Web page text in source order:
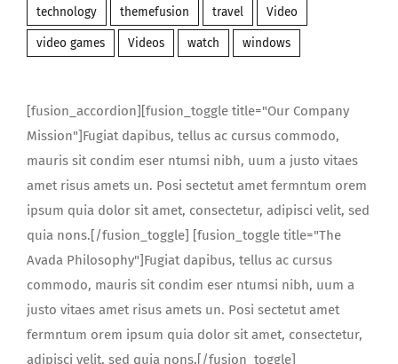
technology themefusion travel Video
video games Videos watch windows
[fusion_accordion][fusion_toggle title="Our Company
Mission"]Fugiat dapibus, tellus ac cursus commodo,
mauris sit condim eser ntumsi nibh, uum a justo vitaes
amet risus amets un. Posi sectetut amet fermntum orem
ipsum quia dolor sit amet, consectetur, adipisci velit, sed
quia nons.[/fusion_toggle] [fusion_toggle title="The
Avada Philosophy"]Fugiat dapibus, tellus ac cursus
commodo, mauris sit condim eser ntumsi nibh, uum a
justo vitaes amet risus amets un. Posi sectetut amet
fermntum orem ipsum quia dolor sit amet, consectetur,
adipisci velit, sed quia nons.[/fusion_toggle]